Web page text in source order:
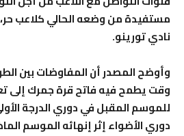
مستفيدة من وضعه الحالي كلاعب حر،
نادي تورينو.
وأوضح المصدر أن المفاوضات بين
وقت يطمح فيه فاتح قرة جمرك إلى
للموسم المقبل في دوري الدرجة
دوري الأضواء إثر إنهائه الموسم